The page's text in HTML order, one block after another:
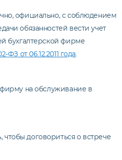
официально, с соблюдением
обязанностей вести учет
бухгалтерской фирме
ФЗ от 06.12.2011 года.
фирму на обслуживание в
чтобы договориться о встрече